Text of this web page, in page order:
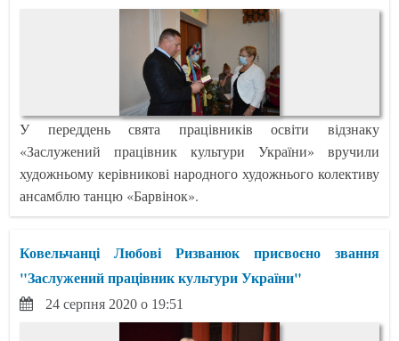
У переддень свята працівників освіти відзнаку
«Заслужений працівник культури України» вручили
художньому керівникові народного художнього колективу
ансамблю танцю «Барвінок».
Ковельчанці Любові Ризванюк присвоєно звання
"Заслужений працівник культури України"
24 серпня 2020 о 19:51